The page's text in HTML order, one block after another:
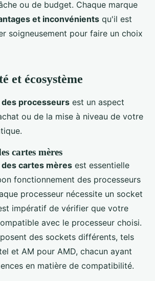
ou de budget. Chaque marque
et inconvénients qu'il est
soigneusement pour faire un choix
et écosystème
processeurs est un aspect
ou de la mise à niveau de votre
cartes mères
cartes mères est essentielle
fonctionnement des processeurs
processeur nécessite un socket
impératif de vérifier que votre
avec le processeur choisi.
des sockets différents, tels
et AM pour AMD, chacun ayant
en matière de compatibilité.